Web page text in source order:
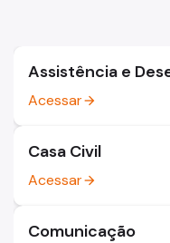
Assistência e
Acessararrow_forward
Casa Civil
Acessararrow_forward
Comunicação